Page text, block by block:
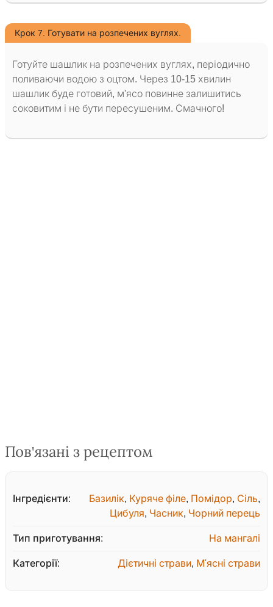
Крок 7. Готувати на розпечених вуглях.
Готуйте шашлик на розпечених вуглях, періодично
поливаючи водою з оцтом. Через 10-15 хвилин
шашлик буде готовий, м'ясо повинне залишитись
соковитим і не бути пересушеним. Смачного!
Пов'язані з рецептом
Інгредієнти: Базилік, Куряче філе, Помідор, Сіль,
Цибуля, Часник, Чорний перець
Тип приготування: На мангалі
Категорії: Дієтичні страви, М'ясні страви